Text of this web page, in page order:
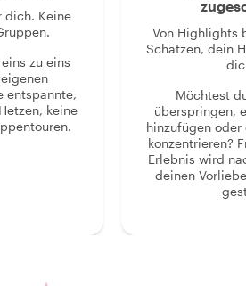
dich. Keine
zu eins
entspannte,
keine
Von Highlights
Schätzen, dein
Möchtest
überspringen,
hinzufügen
konzentrieren?
Erlebnis wird
deinen